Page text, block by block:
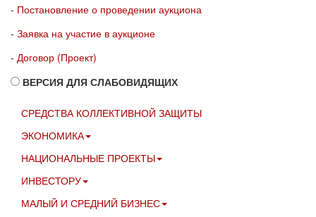
- Постановление о проведении аукциона
- Заявка на участие в аукционе
- Договор (Проект)
ВЕРСИЯ ДЛЯ СЛАБОВИДЯЩИХ
СРЕДСТВА КОЛЛЕКТИВНОЙ ЗАЩИТЫ
ЭКОНОМИКА
НАЦИОНАЛЬНЫЕ ПРОЕКТЫ
ИНВЕСТОРУ
МАЛЫЙ И СРЕДНИЙ БИЗНЕС